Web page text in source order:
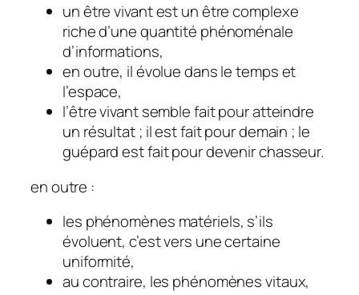
un être vivant est un être complexe
riche d’une quantité phénoménale
d’informations,
en outre, il évolue dans le temps et
l’espace,
l’être vivant semble fait pour atteindre
un résultat ; il est fait pour demain ; le
guépard est fait pour devenir chasseur.
en outre :
les phénomènes matériels, s’ils
évoluent, c’est vers une certaine
uniformité,
au contraire, les phénomènes vitaux,